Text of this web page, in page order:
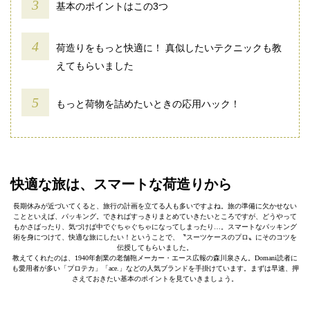
基本のポイントはこの3つ
荷造りをもっと快適に！ 真似したいテクニックも教
えてもらいました
もっと荷物を詰めたいときの応用ハック！
快適な旅は、スマートな荷造りから
長期休みが近づいてくると、旅行の計画を立てる人も多いですよね。旅の準備に欠かせない
ことといえば、パッキング。できればすっきりまとめていきたいところですが、どうやって
もかさばったり、気づけば中でぐちゃぐちゃになってしまったり…。スマートなパッキング
術を身につけて、快適な旅にしたい！ということで、〝スーツケースのプロ〟にそのコツを
伝授してもらいました。
教えてくれたのは、1940年創業の老舗鞄メーカー・エース広報の森川泉さん。Domani読者に
も愛用者が多い「プロテカ」「ace.」などの人気ブランドを手掛けています。まずは早速、押
さえておきたい基本のポイントを見ていきましょう。